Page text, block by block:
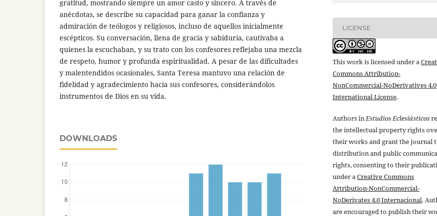
gratitud, mostrando siempre un amor casto y sincero. A través de
anécdotas, se describe su capacidad para ganar la confianza y
admiración de teólogos y religiosos, incluso de aquellos inicialmente
escépticos. Su conversación, llena de gracia y sabiduría, cautivaba a
quienes la escuchaban, y su trato con los confesores reflejaba una mezcla
de respeto, humor y profunda espiritualidad. A pesar de las dificultades
y malentendidos ocasionales, Santa Teresa mantuvo una relación de
fidelidad y agradecimiento hacia sus confesores, considerándolos
instrumentos de Dios en su vida.
DOWNLOADS
LICENSE
This work is licensed under a
Commons Attribution-
NonCommercial-NoDerivatives 4.0
International License.
Authors inEstudios Eclesiásticos
the intellectual property rights
their works and grant the journal
distribution and public
rights, consenting to their
under aCreative Commons
Attribution-NonCommercial-
NoDerivates 4.0 Internacional.
are encouraged to publish their